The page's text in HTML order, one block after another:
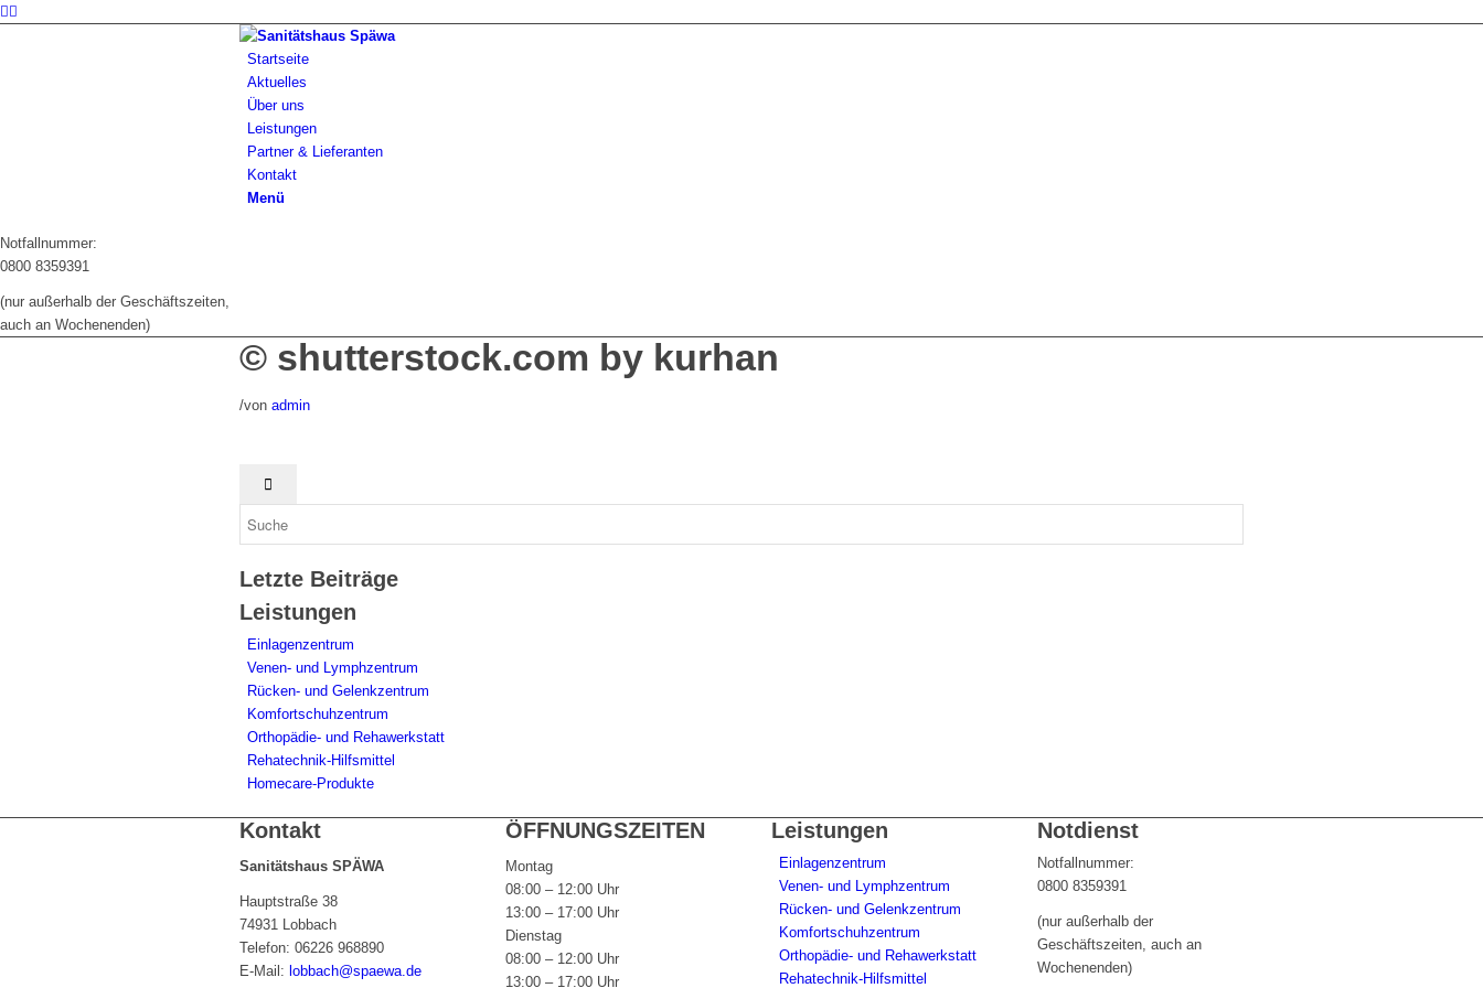
Startseite
Aktuelles
Über uns
Leistungen
Partner & Lieferanten
Kontakt
Menü
Notfallnummer:
0800 8359391
(nur außerhalb der Geschäftszeiten,
auch an Wochenenden)
© shutterstock.com by kurhan
/von admin
Letzte Beiträge
Leistungen
Einlagenzentrum
Venen- und Lymphzentrum
Rücken- und Gelenkzentrum
Komfortschuhzentrum
Orthopädie- und Rehawerkstatt
Rehatechnik-Hilfsmittel
Homecare-Produkte
Kontakt
Sanitätshaus SPÄWA
Hauptstraße 38
74931 Lobbach
Telefon: 06226 968890
E-Mail: lobbach@spaewa.de
ÖFFNUNGSZEITEN
Montag
08:00 – 12:00 Uhr
13:00 – 17:00 Uhr
Dienstag
08:00 – 12:00 Uhr
13:00 – 17:00 Uhr
Leistungen
Einlagenzentrum
Venen- und Lymphzentrum
Rücken- und Gelenkzentrum
Komfortschuhzentrum
Orthopädie- und Rehawerkstatt
Rehatechnik-Hilfsmittel
Notdienst
Notfallnummer:
0800 8359391
(nur außerhalb der
Geschäftszeiten, auch an
Wochenenden)